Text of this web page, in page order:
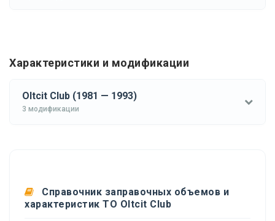
Характеристики и модификации
Oltcit Club (1981 — 1993)
3 модификации
Справочник заправочных объемов и
характеристик ТО Oltcit Club